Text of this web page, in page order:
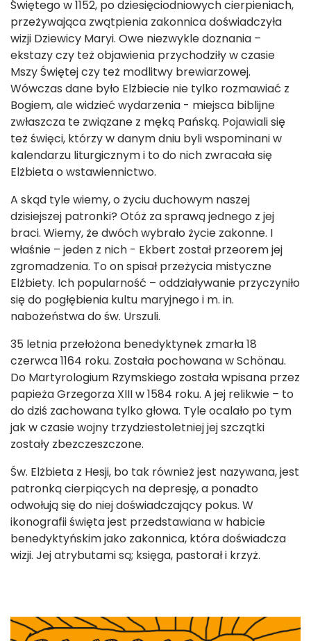
Świętego w 1152, po dziesięciodniowych cierpieniach,
przeżywająca zwątpienia zakonnica doświadczyła
wizji Dziewicy Maryi. Owe niezwykle doznania –
ekstazy czy też objawienia przychodziły w czasie
Mszy Świętej czy też modlitwy brewiarzowej.
Wówczas dane było Elżbiecie nie tylko rozmawiać z
Bogiem, ale widzieć wydarzenia - miejsca biblijne
zwłaszcza te związane z męką Pańską. Pojawiali się
też święci, którzy w danym dniu byli wspominani w
kalendarzu liturgicznym i to do nich zwracała się
Elżbieta o wstawiennictwo.
A skąd tyle wiemy, o życiu duchowym naszej
dzisiejszej patronki? Otóż za sprawą jednego z jej
braci. Wiemy, że dwóch wybrało życie zakonne. I
właśnie – jeden z nich - Ekbert został przeorem jej
zgromadzenia. To on spisał przeżycia mistyczne
Elżbiety. Ich popularność – oddziaływanie przyczyniło
się do pogłębienia kultu maryjnego i m. in.
nabożeństwa do św. Urszuli.
35 letnia przełożona benedyktynek zmarła 18
czerwca 1164 roku. Została pochowana w Schönau.
Do Martyrologium Rzymskiego została wpisana przez
papieża Grzegorza XIII w 1584 roku. A jej relikwie – to
do dziś zachowana tylko głowa. Tyle ocalało po tym
jak w czasie wojny trzydziestoletniej jej szczątki
zostały zbezczeszczone.
Św. Elżbieta z Hesji, bo tak również jest nazywana, jest
patronką cierpiących na depresję, a ponadto
odwołują się do niej doświadczający pokus. W
ikonografii święta jest przedstawiana w habicie
benedyktyńskim jako zakonnica, która doświadcza
wizji. Jej atrybutami są; księga, pastorał i krzyż.